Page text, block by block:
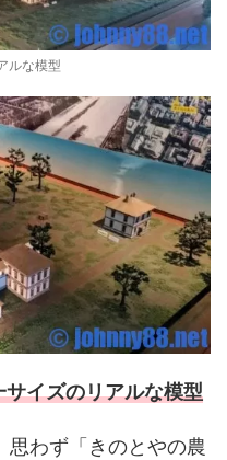
ルな模型
イズのリアルな模型
思わず「きのとやの農